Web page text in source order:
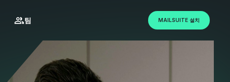
팀 MAILSUITE 설치